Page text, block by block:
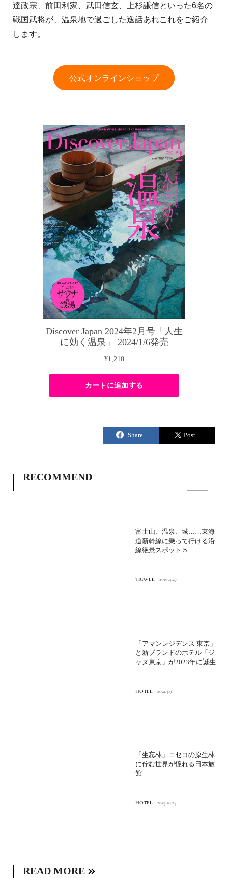
達政宗、前田利家、武田信玄、上杉謙信といった6名の
戦国武将が、温泉地で過ごした逸話あれこれをご紹介
します。
公式オンラインショップ
RECOMMEND
富士山、温泉、城……東海
道新幹線に乗って行ける沿
線絶景スポット５
TRAVEL 2016.4.27
「アマンレジデンス 東京」
と新ブランドのホテル「ジ
ャヌ東京」が2023年に誕生
HOTEL 2021.3.9
「坐忘林」ニセコの原生林
に佇む世界が憧れる日本旅
館
HOTEL 2019.10.24
READ MORE